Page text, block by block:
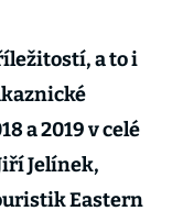
a to i
a 2019 v celé
Jelínek,
Eastern